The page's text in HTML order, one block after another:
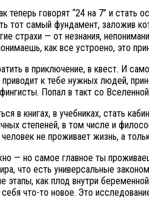
говорят “24 на 7” и стать
самый фундамент, заложив
страхи — от незнания,
как все устроено, это
в приключение, в квест. И
к тебе нужных людей,
Попал в такт со
в книгах, в учебниках, стать
степеней, в том числе и
не проживает жизнь, а
— но самое главное ты
что есть универсальные
как плод внутри
что-то новое. Это